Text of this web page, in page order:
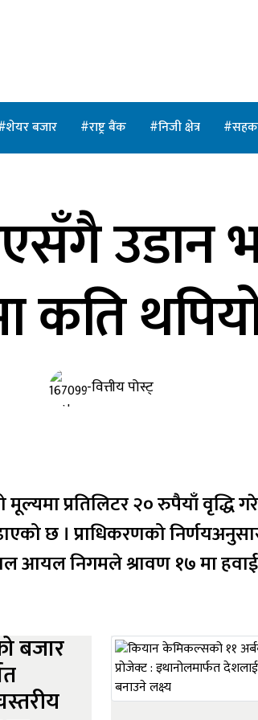
शेयर बजार राष्ट्र बैंक निजी क्षेत्र
उडान
कति
-वित्तीय पोस्ट्
प्रतिलिटर २० रुपैयाँ वृद्धि
छ । प्राधिकरणको
छ । नेपाल आयल निगमले श्रावण १७ मा
बजार